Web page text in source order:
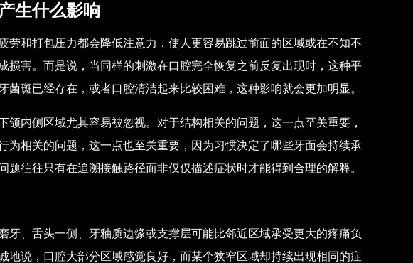
生什么影响
劳和打包压力都会降低注意力，使人更容易跳过前面的区域或在不知不
损害。而是说，当同样的刺激在口腔完全恢复之前反复出现时，这种平
斑已经存在，或者口腔清洁起来比较困难，这种影响就会更加明显。
内侧区域尤其容易被忽视。对于结构相关的问题，这一点至关重要，
为相关的问题，这一点也至关重要，因为习惯决定了哪些牙面会持续承
往往只有在追溯接触路径而非仅仅描述症状时才能得到合理的解释。
牙、舌头一侧、牙釉质边缘或支撑层可能比邻近区域承受更大的疼痛负
地说，口腔大部分区域感觉良好，而某个狭窄区域却持续出现相同的症